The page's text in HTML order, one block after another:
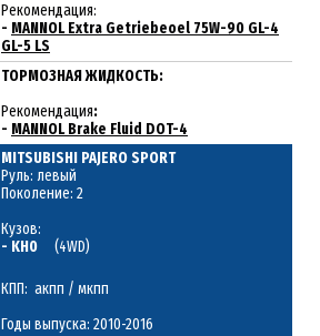
Рекомендация:
- MANNOL Extra Getriebeoel 75W-90 GL-4
GL-5 LS
ТОРМОЗНАЯ ЖИДКОСТЬ:
Рекомендация:
- MANNOL Brake Fluid DOT-4
MITSUBISHI PAJERO SPORT
Руль: левый
Поколение: 2
Кузов:
- KH0 (4WD)
КПП: акпп / мкпп
Годы выпуска: 2010-2016